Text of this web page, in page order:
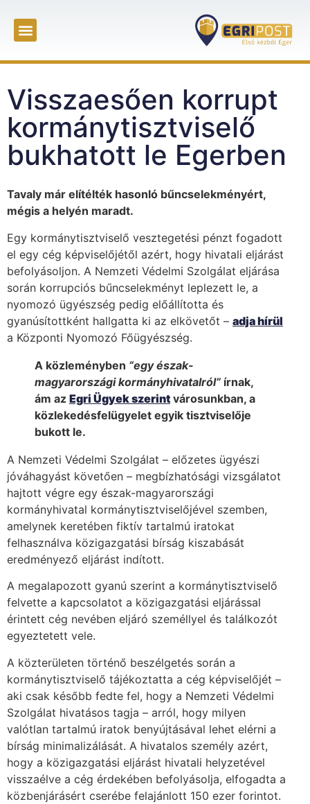
Visszaesően korrupt
kormánytisztviselő
bukhatott le Egerben
Tavaly már elítélték hasonló bűncselekményért,
mégis a helyén maradt.
Egy kormánytisztviselő vesztegetési pénzt fogadott
el egy cég képviselőjétől azért, hogy hivatali eljárást
befolyásoljon. A Nemzeti Védelmi Szolgálat eljárása
során korrupciós bűncselekményt leplezett le, a
nyomozó ügyészség pedig előállította és
gyanúsítottként hallgatta ki az elkövetőt – adja hírül
a Központi Nyomozó Főügyészség.
A közleményben “egy észak-
magyarországi kormányhivatalról” írnak,
ám az Egri Ügyek szerint városunkban, a
közlekedésfelügyelet egyik tisztviselője
bukott le.
A Nemzeti Védelmi Szolgálat – előzetes ügyészi
jóváhagyást követően – megbízhatósági vizsgálatot
hajtott végre egy észak-magyarországi
kormányhivatal kormánytisztviselőjével szemben,
amelynek keretében fiktív tartalmú iratokat
felhasználva közigazgatási bírság kiszabását
eredményező eljárást indított.
A megalapozott gyanú szerint a kormánytisztviselő
felvette a kapcsolatot a közigazgatási eljárással
érintett cég nevében eljáró személlyel és találkozót
egyeztetett vele.
A közterületen történő beszélgetés során a
kormánytisztviselő tájékoztatta a cég képviselőjét –
aki csak később fedte fel, hogy a Nemzeti Védelmi
Szolgálat hivatásos tagja – arról, hogy milyen
valótlan tartalmú iratok benyújtásával lehet elérni a
bírság minimalizálását. A hivatalos személy azért,
hogy a közigazgatási eljárást hivatali helyzetével
visszaélve a cég érdekében befolyásolja, elfogadta a
közbenjárásért cserébe felajánlott 150 ezer forintot.